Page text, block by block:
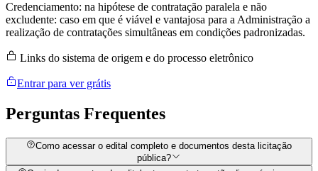
Credenciamento: na hipótese de contratação paralela e não
excludente: caso em que é viável e vantajosa para a Administração a
realização de contratações simultâneas em condições padronizadas.
Links do sistema de origem e do processo eletrônico
Entrar para ver grátis
Perguntas Frequentes
Como acessar o edital completo e documentos desta licitação
pública?